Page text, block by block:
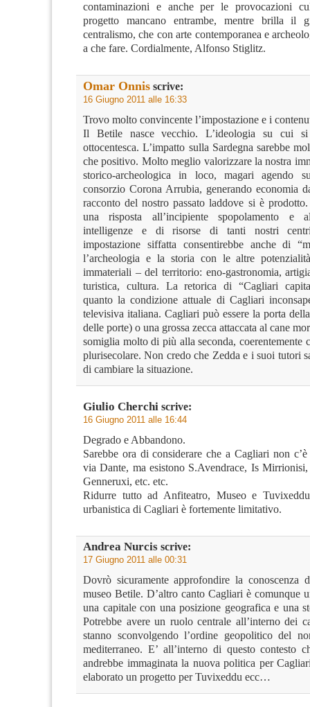
contaminazioni e anche per le provocazioni
progetto mancano entrambe, mentre brilla il
centralismo, che con arte contemporanea e
a che fare. Cordialmente, Alfonso Stiglitz.
Omar Onnis scrive:
16 Giugno 2011 alle 16:33
Trovo molto convincente l’impostazione e i
Il Betile nasce vecchio. L’ideologia su cui
ottocentesca. L’impatto sulla Sardegna sarebbe
che positivo. Molto meglio valorizzare la nostra
storico-archeologica in loco, magari agendo
consorzio Corona Arrubia, generando economia
racconto del nostro passato laddove si è prodotto.
una risposta all’incipiente spopolamento e
intelligenze e di risorse di tanti nostri
impostazione siffatta consentirebbe anche di
l’archeologia e la storia con le altre
immateriali – del territorio: eno-gastronomia,
turistica, cultura. La retorica di “Cagliari
quanto la condizione attuale di Cagliari
televisiva italiana. Cagliari può essere la porta
delle porte) o una grossa zecca attaccata al cane
somiglia molto di più alla seconda, coerentemente
plurisecolare. Non credo che Zedda e i suoi tutori
di cambiare la situazione.
Giulio Cherchi scrive:
16 Giugno 2011 alle 16:44
Degrado e Abbandono.
Sarebbe ora di considerare che a Cagliari non
via Dante, ma esistono S.Avendrace, Is
Genneruxi, etc. etc.
Ridurre tutto ad Anfiteatro, Museo e
urbanistica di Cagliari è fortemente limitativo.
Andrea Nurcis scrive:
17 Giugno 2011 alle 00:31
Dovrò sicuramente approfondire la conoscenza
museo Betile. D’altro canto Cagliari è comunque
una capitale con una posizione geografica e una
Potrebbe avere un ruolo centrale all’interno dei
stanno sconvolgendo l’ordine geopolitico del
mediterraneo. E’ all’interno di questo contesto
andrebbe immaginata la nuova politica per
elaborato un progetto per Tuvixeddu ecc…